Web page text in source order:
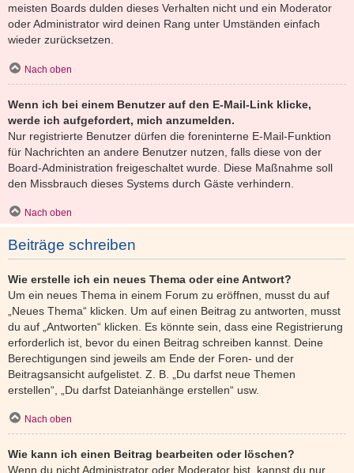
meisten Boards dulden dieses Verhalten nicht und ein Moderator
oder Administrator wird deinen Rang unter Umständen einfach
wieder zurücksetzen.
Nach oben
Wenn ich bei einem Benutzer auf den E-Mail-Link klicke,
werde ich aufgefordert, mich anzumelden.
Nur registrierte Benutzer dürfen die foreninterne E-Mail-Funktion
für Nachrichten an andere Benutzer nutzen, falls diese von der
Board-Administration freigeschaltet wurde. Diese Maßnahme soll
den Missbrauch dieses Systems durch Gäste verhindern.
Nach oben
Beiträge schreiben
Wie erstelle ich ein neues Thema oder eine Antwort?
Um ein neues Thema in einem Forum zu eröffnen, musst du auf
„Neues Thema“ klicken. Um auf einen Beitrag zu antworten, musst
du auf „Antworten“ klicken. Es könnte sein, dass eine Registrierung
erforderlich ist, bevor du einen Beitrag schreiben kannst. Deine
Berechtigungen sind jeweils am Ende der Foren- und der
Beitragsansicht aufgelistet. Z. B. „Du darfst neue Themen
erstellen“, „Du darfst Dateianhänge erstellen“ usw.
Nach oben
Wie kann ich einen Beitrag bearbeiten oder löschen?
Wenn du nicht Administrator oder Moderator bist, kannst du nur